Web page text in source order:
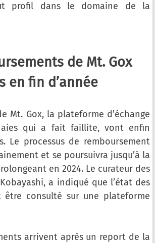
profil dans le domaine de la
de Mt. Gox
en fin d’année
Mt. Gox, la plateforme d’échange
qui a fait faillite, vont enfin
Le processus de remboursement
et se poursuivra jusqu’à la
en 2024. Le curateur des
a indiqué que l’état des
être consulté sur une plateforme
arrivent après un report de la